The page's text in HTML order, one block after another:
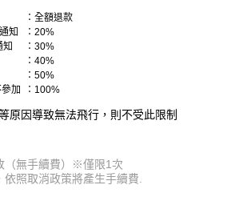
：全額退款
知
：20%
知
：30%
：40%
：50%
加
：100%
原因導致無法飛行，則不受此限制
（無手續費）※僅限1次
照取消政策將產生手續費.